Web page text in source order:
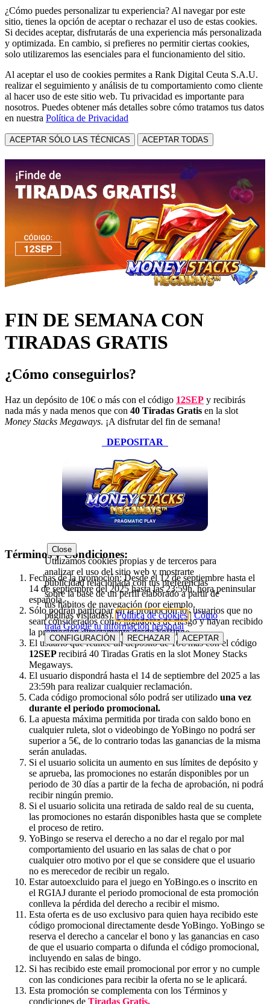
¿Cómo puedes personalizar tu experiencia? Al navegar por este
sitio, tienes la opción de aceptar o rechazar el uso de estas cookies.
Si decides aceptar, disfrutarás de una experiencia más personalizada
y optimizada. En cambio, si prefieres no permitir ciertas cookies,
solo utilizaremos las esenciales para el funcionamiento del sitio.
Al aceptar el uso de cookies permites a Rank Digital Ceuta S.A.U.
realizar el seguimiento y análisis de tu comportamiento como cliente
al hacer uso de este sitio web. Tu privacidad es importante para
nosotros. Puedes obtener más detalles sobre cómo tratamos tus datos
en nuestra Política de Privacidad
ACEPTAR SÓLO LAS TÉCNICAS ACEPTAR TODAS
FIN DE SEMANA CON
TIRADAS GRATIS
¿Cómo conseguirlos?
Haz un depósito de 10€ o más con el código 12SEP y recibirás
nada más y nada menos que con 40 Tiradas Gratis en la slot
Money Stacks Megaways. ¡A disfrutar del fin de semana!
DEPOSITAR
Términos y Condiciones:
Fechas de la promoción: Desde el 12 de septiembre hasta el
14 de septiembre del 2025 hasta las 23:59h, hora peninsular
española.
Sólo podrán participar en la promoción los usuarios que no
sean considerados como jugadores de riesgo y hayan recibido
la promoción directamente desde YoBingo.
El usuario que realice un depósito de 10€ más con el código
12SEPrecibirá 40 Tiradas Gratis en la slot Money Stacks
Megaways.
El usuario dispondrá hasta el 14 de septiembre del 2025 a las
23:59h para realizar cualquier reclamación.
Cada código promocional sólo podrá ser utilizado una vez
durante el periodo promocional.
La apuesta máxima permitida por tirada con saldo bono en
cualquier ruleta, slot o videobingo de YoBingo no podrá ser
superior a 5€, de lo contrario todas las ganancias de la misma
serán anuladas.
Si el usuario solicita un aumento en sus límites de depósito y
se aprueba, las promociones no estarán disponibles por un
periodo de 30 días a partir de la fecha de aprobación, ni podrá
recibir ningún premio.
Si el usuario solicita una retirada de saldo real de su cuenta,
las promociones no estarán disponibles hasta que se complete
el proceso de retiro.
YoBingo se reserva el derecho a no dar el regalo por mal
comportamiento del usuario en las salas de chat o por
cualquier otro motivo por el que se considere que el usuario
no es merecedor de recibir un regalo.
Estar autoexcluido para el juego en YoBingo.es o inscrito en
el RGIAJ durante el periodo promocional de esta promoción
conlleva la pérdida del derecho a recibir el mismo.
Esta oferta es de uso exclusivo para quien haya recibido este
código promocional directamente desde YoBingo. YoBingo se
reserva el derecho a cancelar el bono y las ganancias en caso
de que el usuario comparta o difunda el código promocional,
incluyendo en salas de bingo.
Si has recibido este email promocional por error y no cumple
con las condiciones para recibir la oferta no se le aplicará.
Esta promoción se complementa con los Términos y
condiciones de Tiradas Gratis.
Close
Utilizamos cookies propias y de terceros para
analizar el uso del sitio web y mostrarte
publicidad relacionada con tus preferencias
sobre la base de un perfil elaborado a partir de
tus hábitos de navegación (por ejemplo,
páginas visitadas). Política de cookies|Cómo
trata Google tu información personal
CONFIGURACIÓN RECHAZAR ACEPTAR